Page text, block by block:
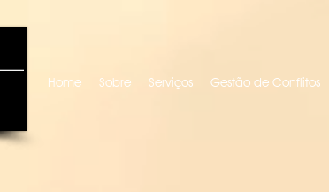
Home Sobre Serviços Gestão de Conflitos